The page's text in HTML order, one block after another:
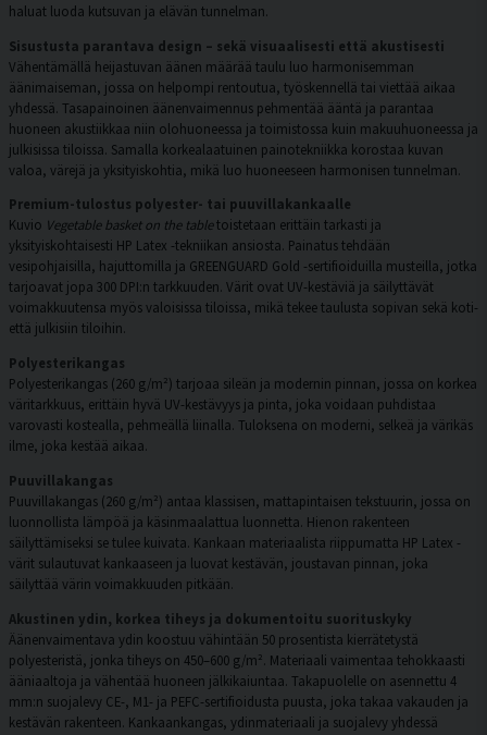
haluat luoda kutsuvan ja elävän tunnelman.
Sisustusta parantava design – sekä visuaalisesti että akustisesti
Vähentämällä heijastuvan äänen määrää taulu luo harmonisemman
äänimaiseman, jossa on helpompi rentoutua, työskennellä tai viettää aikaa
yhdessä. Tasapainoinen äänenvaimennus pehmentää ääntä ja parantaa
huoneen akustiikkaa niin olohuoneessa ja toimistossa kuin makuuhuoneessa ja
julkisissa tiloissa. Samalla korkealaatuinen painotekniikka korostaa kuvan
valoa, värejä ja yksityiskohtia, mikä luo huoneeseen harmonisen tunnelman.
Premium-tulostus polyester- tai puuvillakankaalle
Kuvio Vegetable basket on the tabletoistetaan erittäin tarkasti ja
yksityiskohtaisesti HP Latex -tekniikan ansiosta. Painatus tehdään
vesipohjaisilla, hajuttomilla ja GREENGUARD Gold -sertifioiduilla musteilla, jotka
tarjoavat jopa 300 DPI:n tarkkuuden. Värit ovat UV-kestäviä ja säilyttävät
voimakkuutensa myös valoisissa tiloissa, mikä tekee taulusta sopivan sekä koti-
että julkisiin tiloihin.
Polyesterikangas
Polyesterikangas (260 g/m²) tarjoaa sileän ja modernin pinnan, jossa on korkea
väritarkkuus, erittäin hyvä UV-kestävyys ja pinta, joka voidaan puhdistaa
varovasti kostealla, pehmeällä liinalla. Tuloksena on moderni, selkeä ja värikäs
ilme, joka kestää aikaa.
Puuvillakangas
Puuvillakangas (260 g/m²) antaa klassisen, mattapintaisen tekstuurin, jossa on
luonnollista lämpöä ja käsinmaalattua luonnetta. Hienon rakenteen
säilyttämiseksi se tulee kuivata. Kankaan materiaalista riippumatta HP Latex -
värit sulautuvat kankaaseen ja luovat kestävän, joustavan pinnan, joka
säilyttää värin voimakkuuden pitkään.
Akustinen ydin, korkea tiheys ja dokumentoitu suorituskyky
Äänenvaimentava ydin koostuu vähintään 50 prosentista kierrätetystä
polyesteristä, jonka tiheys on 450–600 g/m². Materiaali vaimentaa tehokkaasti
ääniaaltoja ja vähentää huoneen jälkikaiuntaa. Takapuolelle on asennettu 4
mm:n suojalevy CE-, M1- ja PEFC-sertifioidusta puusta, joka takaa vakauden ja
kestävän rakenteen. Kankaankangas, ydinmateriaali ja suojalevy yhdessä